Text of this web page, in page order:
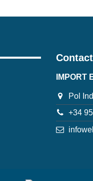
IMPORT
Pol
+34